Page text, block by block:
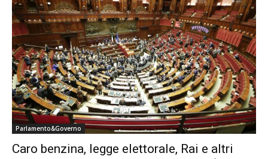
Parlamento&Governo
Caro benzina, legge elettorale, Rai e altri